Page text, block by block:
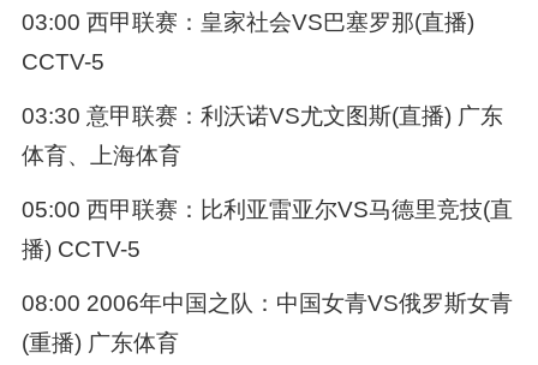
03:00 西甲联赛：皇家社会VS巴塞罗那(直播)
CCTV-5
03:30 意甲联赛：利沃诺VS尤文图斯(直播) 广东
体育、上海体育
05:00 西甲联赛：比利亚雷亚尔VS马德里竞技(直
播) CCTV-5
08:00 2006年中国之队：中国女青VS俄罗斯女青
(重播) 广东体育